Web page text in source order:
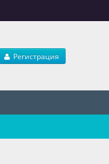
Регистрация